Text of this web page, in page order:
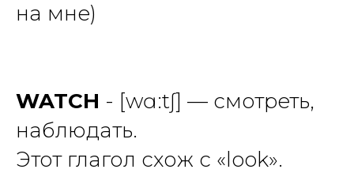
на мне)
WATCH - [wɑ:tʃ] — смотреть,
наблюдать.
Этот глагол схож с «look».